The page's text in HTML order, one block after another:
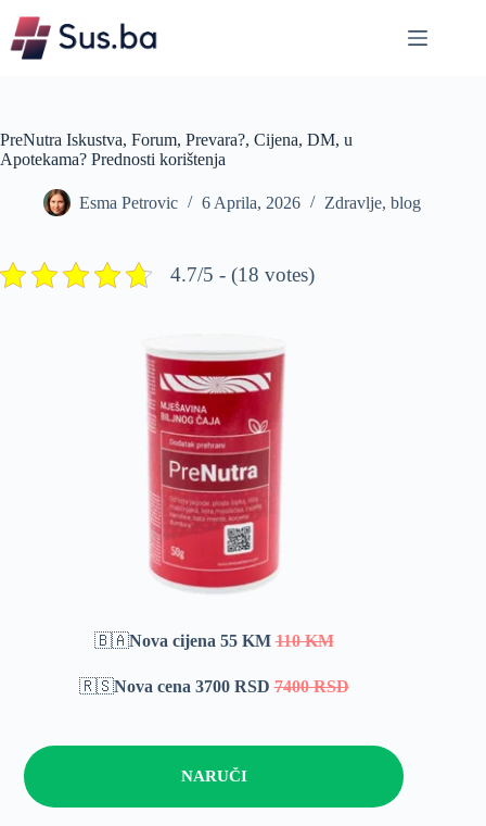
content
PreNutra Iskustva, Forum, Prevara?, Cijena, DM, u
Apotekama? Prednosti korištenja
Esma Petrovic 6 Aprila, 2026 Zdravlje, blog
4.7/5 - (18 votes)
🇧🇦Nova cijena 55 KM110 KM
🇷🇸Nova cena 3700 RSD7400 RSD
NARUČI